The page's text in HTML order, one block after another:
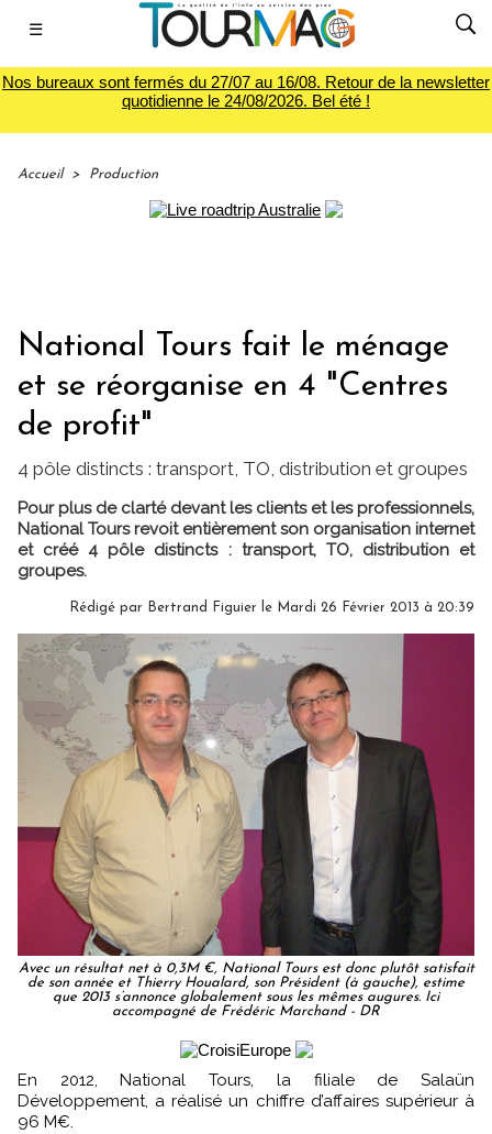
☰
Nos bureaux sont fermés du 27/07 au 16/08. Retour de la newsletter
quotidienne le 24/08/2026. Bel été !
Accueil > Production
National Tours fait le ménage
et se réorganise en 4 "Centres
de profit"
4 pôle distincts : transport, TO, distribution et groupes
Pour plus de clarté devant les clients et les professionnels,
National Tours revoit entièrement son organisation internet
et créé 4 pôle distincts : transport, TO, distribution et
groupes.
Rédigé par Bertrand Figuier le Mardi 26 Février 2013 à 20:39
Avec un résultat net à 0,3M €, National Tours est donc plutôt satisfait
de son année et Thierry Houalard, son Président (à gauche), estime
que 2013 s’annonce globalement sous les mêmes augures. Ici
accompagné de Frédéric Marchand - DR
En 2012, National Tours, la filiale de Salaün
Développement, a réalisé un chiffre d’affaires supérieur à
96 M€.